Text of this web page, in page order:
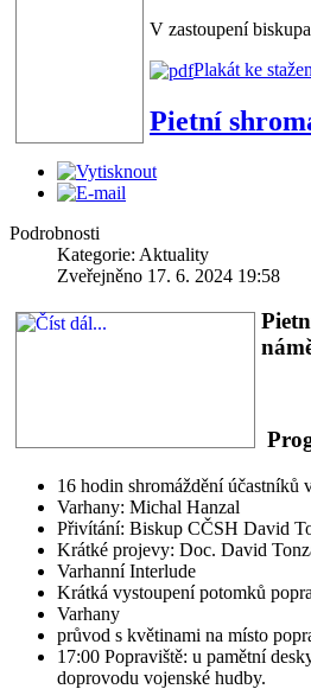
V zastoupení
Plakát ke
Pietní
Podrobnosti
Kategorie: Aktuality
Zveřejněno 17. 6. 2024 19:58
16 hodin shromáždění účastníků
Varhany: Michal Hanzal
Přivítání: Biskup CČSH David
Krátké projevy: Doc. David
Varhanní Interlude
Krátká vystoupení potomků
Varhany
průvod s květinami na místo
17:00 Popraviště: u pamětní
doprovodu vojenské hudby.